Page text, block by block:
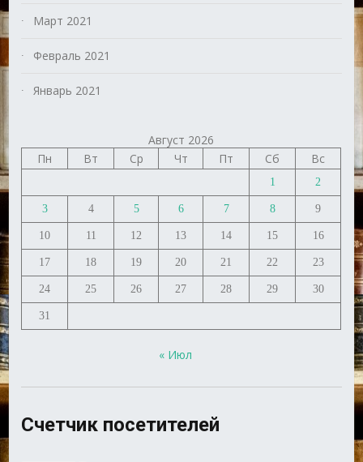
Март 2021
Февраль 2021
Январь 2021
Август 2026
Пн
Вт Ср Чт Пт Сб Вс
1 2
3 4 5 6 7 8 9
10 11 12 13 14 15 16
17 18 19 20 21 22 23
24 25 26 27 28 29 30
31
« Июл
Счетчик посетителей